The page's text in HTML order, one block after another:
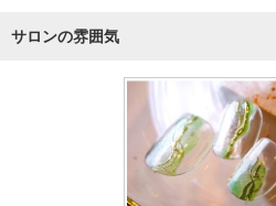
サロンの雰囲気